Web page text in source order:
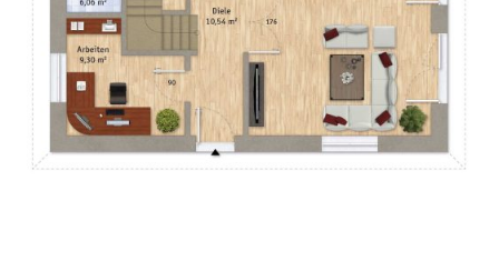
Previous Next